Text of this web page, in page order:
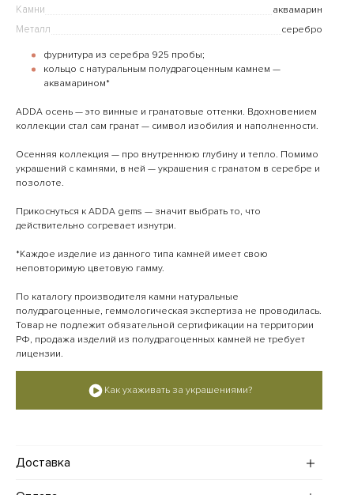
Камни аквамарин
Металл серебро
фурнитура из серебра 925 пробы;
кольцо с натуральным полудрагоценным камнем —
аквамарином*
ADDA осень — это винные и гранатовые оттенки. Вдохновением
коллекции стал сам гранат — символ изобилия и наполненности.
Осенняя коллекция — про внутреннюю глубину и тепло. Помимо
украшений с камнями, в ней — украшения с гранатом в серебре и
позолоте.
Прикоснуться к ADDA gems — значит выбрать то, что
действительно согревает изнутри.
*Каждое изделие из данного типа камней имеет свою
неповторимую цветовую гамму.
По каталогу производителя камни натуральные
полудрагоценные, геммологическая экспертиза не проводилась.
Товар не подлежит обязательной сертификации на территории
РФ, продажа изделий из полудрагоценных камней не требует
лицензии.
Как ухаживать за украшениями?
Доставка